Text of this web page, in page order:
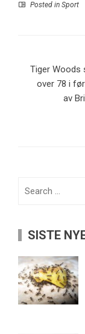
Posted in Sport
Tiger Woods
over 78 i
av
SISTE